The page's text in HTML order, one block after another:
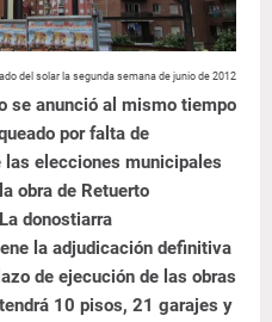
del solar la segunda semana de junio de 2012
se anunció al mismo tiempo
por falta de
las elecciones municipales
obra de Retuerto
La donostiarra
la adjudicación definitiva
de ejecución de las obras
10 pisos, 21 garajes y